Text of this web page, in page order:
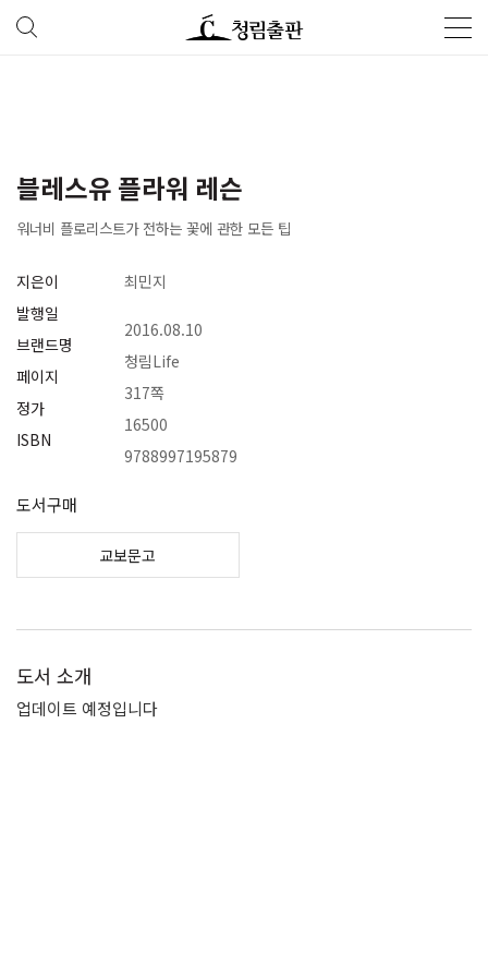
블레스유 플라워 레슨
워너비 플로리스트가 전하는 꽃에 관한 모든 팁
지은이
발행일
브랜드명
페이지
정가
ISBN
최민지
2016.08.10
청림Life
317쪽
16500
9788997195879
도서구매
교보문고
도서 소개
업데이트 예정입니다